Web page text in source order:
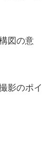
図の意
影のポイ